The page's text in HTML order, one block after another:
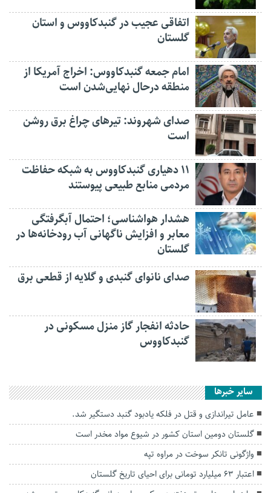
اتفاقی عجیب در‌ گنبدکاووس و استان
گلستان
امام جمعه گنبدکاووس: اخراج آمریکا از
منطقه درحال نهایی‌شدن است
صدای شهروند: تیرهای چراغ برق روشن
است
۱۱ دهیاری گنبدکاووس به شبکه حفاظت
مردمی منابع طبیعی پیوستند
هشدار هواشناسی؛ احتمال آبگرفتگی
معابر و افزایش ناگهانی آب رودخانه‌ها در
گلستان
صدای نانوای گنبدی و گلایه از قطعی برق
حادثه انفجار گاز منزل مسکونی در
گنبدکاووس
سایر خبرها
عامل تیراندازی و قتل در فلکه یادبود گنبد دستگیر شد.
گلستان دومین استان کشور در شیوع مواد مخدر است
واژگونی تانکر سوخت در مراوه تپه
اعتبار ۶۳ میلیارد تومانی برای احیای تاریخ گلستان